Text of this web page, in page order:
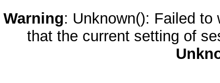
Warning: Unknown(): Failed
that the current setting of